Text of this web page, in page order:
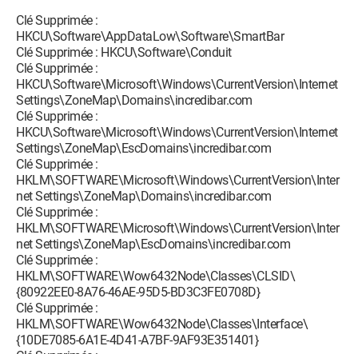
O23 - Service: lxebCATSCustConnectService - Lexmark
International, Inc. -
C:\Windows\system32\spool\DRIVERS\x64\3\\lxebserv.exe
O23 - Service: lxeb_device - -
C:\Windows\system32\lxebcoms.exe
O23 - Service: @%systemroot%\system32\mmcss.dll,-100
(MMCSS) - Unknown owner -
C:\Windows\system32\svchost.exe
O23 - Service: @comres.dll,-2797 (MSDTC) - Unknown owner -
C:\Windows\System32\msdtc.exe (file missing)
O23 - Service: @%SystemRoot%\system32\iscsidsc.dll,-5000
(MSiSCSI) - Unknown owner -
C:\Windows\system32\svchost.exe
O23 - Service: @%SystemRoot%\system32\msimsg.dll,-27
(msiserver) - Unknown owner -
C:\Windows\system32\msiexec.exe
O23 - Service: @%SystemRoot%\system32\qagentrt.dll,-6
(napagent) - Unknown owner -
C:\Windows\System32\svchost.exe
O23 - Service: @%SystemRoot%\System32\netlogon.dll,-102
(Netlogon) - Unknown owner -
Clé Supprimée :
HKCU\Software\AppDataLow\Software\SmartBar
Clé Supprimée : HKCU\Software\Conduit
Clé Supprimée :
HKCU\Software\Microsoft\Windows\CurrentVersion\Internet
Settings\ZoneMap\Domains\incredibar.com
Clé Supprimée :
HKCU\Software\Microsoft\Windows\CurrentVersion\Internet
Settings\ZoneMap\EscDomains\incredibar.com
Clé Supprimée :
HKLM\SOFTWARE\Microsoft\Windows\CurrentVersion\Inter
net Settings\ZoneMap\Domains\incredibar.com
Clé Supprimée :
HKLM\SOFTWARE\Microsoft\Windows\CurrentVersion\Inter
net Settings\ZoneMap\EscDomains\incredibar.com
Clé Supprimée :
HKLM\SOFTWARE\Wow6432Node\Classes\CLSID\
{80922EE0-8A76-46AE-95D5-BD3C3FE0708D}
Clé Supprimée :
HKLM\SOFTWARE\Wow6432Node\Classes\Interface\
{10DE7085-6A1E-4D41-A7BF-9AF93E351401}